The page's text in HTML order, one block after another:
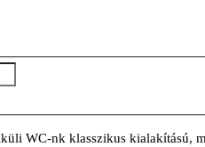
WC-nk klasszikus kialakítású,